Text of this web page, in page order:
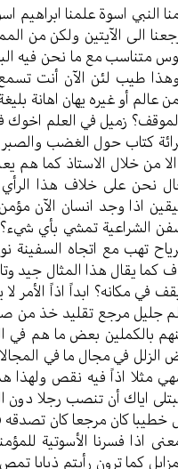
النبي اسوة علمنا
رجعنا الى الآيتين ولكن
متناسب مع ما نحن
طيب لئن الآن أنت
عالم أو غيره يهان اهانة
زميل في العلم اخوك
قرائة كتاب حول الغضب
من خلال الاستاذ كما هم
نحن على خلاف هذا الرأي
اذا وجد انسان الآن
الشراعية تمشي بأي شيء؟
تهب مع اتجاه السفينة
كما يقال هذا المثال جيد
في مكانه؟ ابداً اذاً
جليل مرجع تقليد خذ
بالكملين بعض ما هم
الزلل في مجال ما في
مثلا اذاً فيه نقص ولهذا
اياك أن تنصب رجلا دون
كان مرجعا كان
اذا فسرنا الأسوتية
كما ترون رأيتم ذبابا